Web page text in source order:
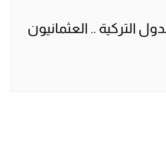
التركية .. العثمانيون